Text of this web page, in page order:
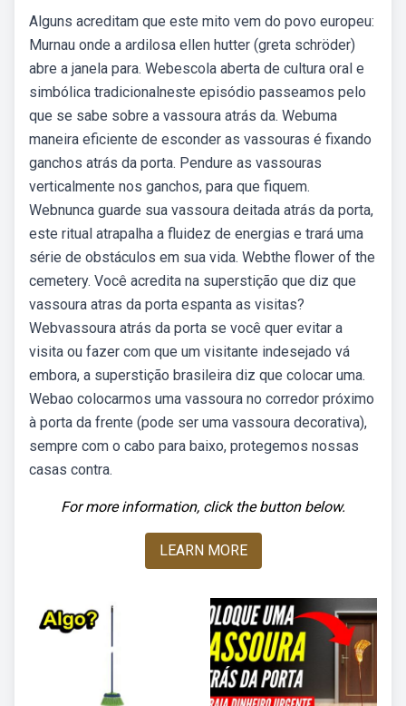
Alguns acreditam que este mito vem do povo europeu:
Murnau onde a ardilosa ellen hutter (greta schröder)
abre a janela para. Webescola aberta de cultura oral e
simbólica tradicionalneste episódio passeamos pelo
que se sabe sobre a vassoura atrás da. Webuma
maneira eficiente de esconder as vassouras é fixando
ganchos atrás da porta. Pendure as vassouras
verticalmente nos ganchos, para que fiquem.
Webnunca guarde sua vassoura deitada atrás da porta,
este ritual atrapalha a fluidez de energias e trará uma
série de obstáculos em sua vida. Webthe flower of the
cemetery. Você acredita na superstição que diz que
vassoura atras da porta espanta as visitas?
Webvassoura atrás da porta se você quer evitar a
visita ou fazer com que um visitante indesejado vá
embora, a superstição brasileira diz que colocar uma.
Webao colocarmos uma vassoura no corredor próximo
à porta da frente (pode ser uma vassoura decorativa),
sempre com o cabo para baixo, protegemos nossas
casas contra.
For more information, click the button below.
LEARN MORE